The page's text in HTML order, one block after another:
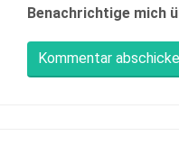
Benachrichtige mich